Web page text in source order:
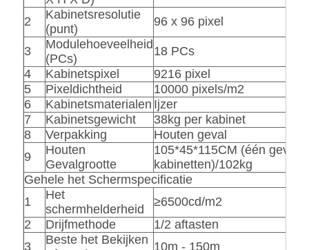
2
Kabinetsresolutie
(punt)
96 x 96 pixel
3
Modulehoeveelheid
(PCs)
18 PCs
4
Kabinetspixel
9216 pixel
5
Pixeldichtheid
10000 pixels/m2
6
Kabinetsmaterialen Ijzer
7
Kabinetsgewicht
38kg per kabinet
8
Verpakking
Houten geval
9
Houten
Gevalgrootte
105*45*115CM (één geval
kabinetten)/102kg
Gehele het Schermspecificatie
1
Het
schermhelderheid
≥6500cd/m2
2
Drijfmethode
1/2 aftasten
3
Beste het Bekijken 10m - 150m